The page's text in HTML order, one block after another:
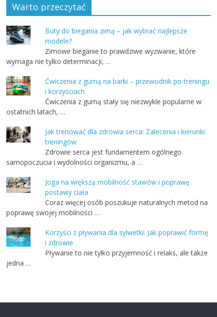
Warto przeczytać
Buty do biegania zimą – jak wybrać najlepsze
modele?
Zimowe bieganie to prawdziwe wyzwanie, które
wymaga nie tylko determinacji, …
Ćwiczenia z gumą na barki – przewodnik po treningu
i korzyściach
Ćwiczenia z gumą stały się niezwykle popularne w
ostatnich latach, …
Jak trenować dla zdrowia serca: Zalecenia i kierunki
treningów
Zdrowie serca jest fundamentem ogólnego
samopoczucia i wydolności organizmu, a …
Joga na większą mobilność stawów i poprawę
postawy ciała
Coraz więcej osób poszukuje naturalnych metod na
poprawę swojej mobilności …
Korzyści z pływania dla sylwetki: Jak poprawić formę
i zdrowie
Pływanie to nie tylko przyjemność i relaks, ale także
jedna …